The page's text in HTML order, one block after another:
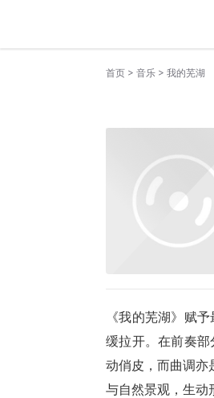
首页 > 音乐 > 我的芜湖
《我的芜湖》赋
缓拉开。在前奏
动俏皮，而曲调亦
与自然景观，生动